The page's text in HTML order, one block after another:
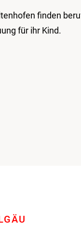
finden
für ihr Kind.